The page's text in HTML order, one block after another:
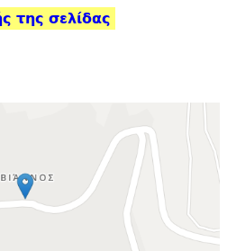
της σελίδας